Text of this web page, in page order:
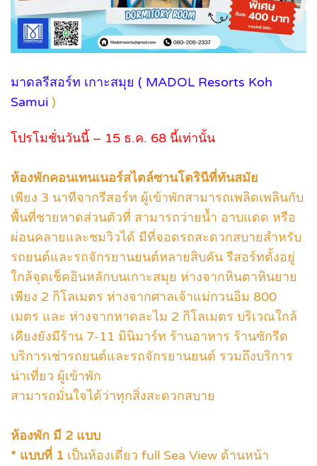
มาดลรีสอร์ท เกาะสมุย ( MADOL Resorts Koh
Samui )
โปรโมชั่นวันนี้ – 15 ธ.ค. 68 นี้เท่านั้น
ห้องพักคอนเทนเนอร์สไตล์ซานโตรินีที่ทันสมัย
เพียง 3 นาทีจากรีสอร์ท ผู้เข้าพักสามารถเพลิดเพลินกับ
พื้นที่ชายหาดส่วนตัวที่ สามารถว่ายนํ้า อาบแดด หรือ
ผ่อนคลายและชมวิวได้ มีที่จอดรถสะดวกสบายสําหรับ
รถยนต์และรถจักรยานยนต์หลายสิบคัน รีสอร์ทตั้งอยู่
ใกล้จุดเช็คอินหลักบนเกาะสมุย ห่างจากหินตาหินยาย
เพียง 2 กิโลเมตร ห่างจากศาลเจ้าแม่กวนอิม 800
เมตร และ ห่างจากหาดละไม 2 กิโลเมตร บริเวณใกล้
เคียงยังมีร้าน 7-11 มินิมาร์ท ร้านอาหาร ร้านซักรีด
บริการเช่ารถยนต์และรถจักรยานยนต์ รวมถึงบริการ
น่าเที่ยว ผู้เข้าพัก
สามารถมั่นใจได้ว่าทุกสิ่งสะดวกสบาย
ห้องพัก มี 2 แบบ
* แบบที่ 1 เป็นห้องเดี่ยว full Sea View ด้านหน้า